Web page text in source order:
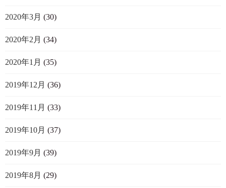
2020年3月 (30)
2020年2月 (34)
2020年1月 (35)
2019年12月 (36)
2019年11月 (33)
2019年10月 (37)
2019年9月 (39)
2019年8月 (29)